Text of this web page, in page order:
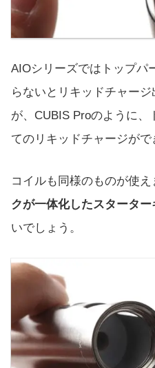
AIOシリーズではトップパ
らないとリキッドチャー
が、CUBIS Proのように、
てのリキッドチャージがで
コイルも同様のものが使え
クが一体化したスターター
いでしょう。